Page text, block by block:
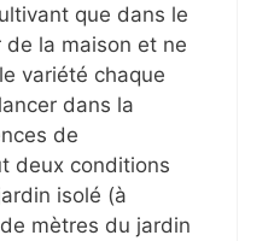
que dans le
la maison et ne
variété chaque
dans la
de
deux conditions
isolé (à
mètres du jardin